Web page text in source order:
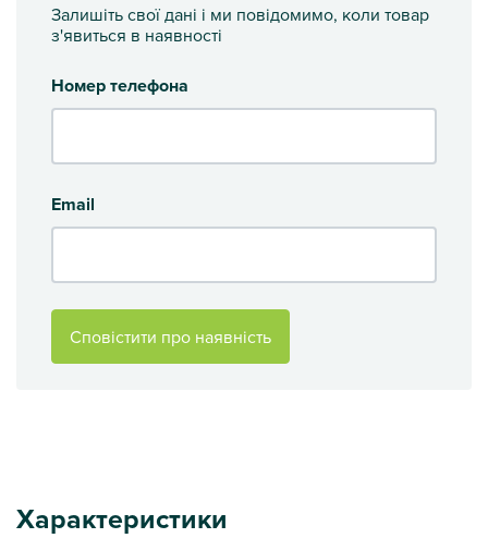
Залишіть свої дані і ми повідомимо, коли товар
з'явиться в наявності
Номер телефона
Email
Сповістити про наявність
Характеристики